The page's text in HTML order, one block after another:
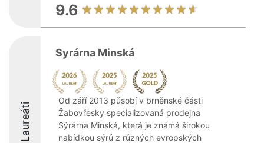
9.6
Laureáti
Syrárna Minská
Od září 2013 působí v brněnské části
Žabovřesky specializovaná prodejna
Sýrárna Minská, která je známá širokou
nabídkou sýrů z různých evropských